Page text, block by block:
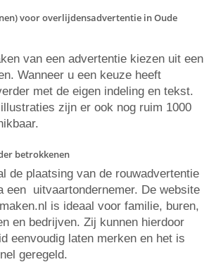
voor overlijdensadvertentie in Oude
van een advertentie kiezen uit een
Wanneer u een keuze heeft
met de eigen indeling en tekst.
zijn er ook nog ruim 1000
betrokkenen
de plaatsing van de rouwadvertentie
een uitvaartondernemer. De website
is ideaal voor familie, buren,
en bedrijven. Zij kunnen hierdoor
eenvoudig laten merken en het is
geregeld.